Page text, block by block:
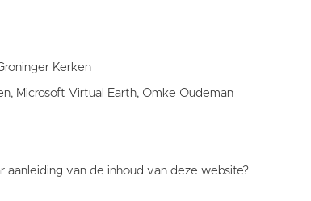
Kerken
Microsoft Virtual Earth, Omke Oudeman
aanleiding van de inhoud van deze website?